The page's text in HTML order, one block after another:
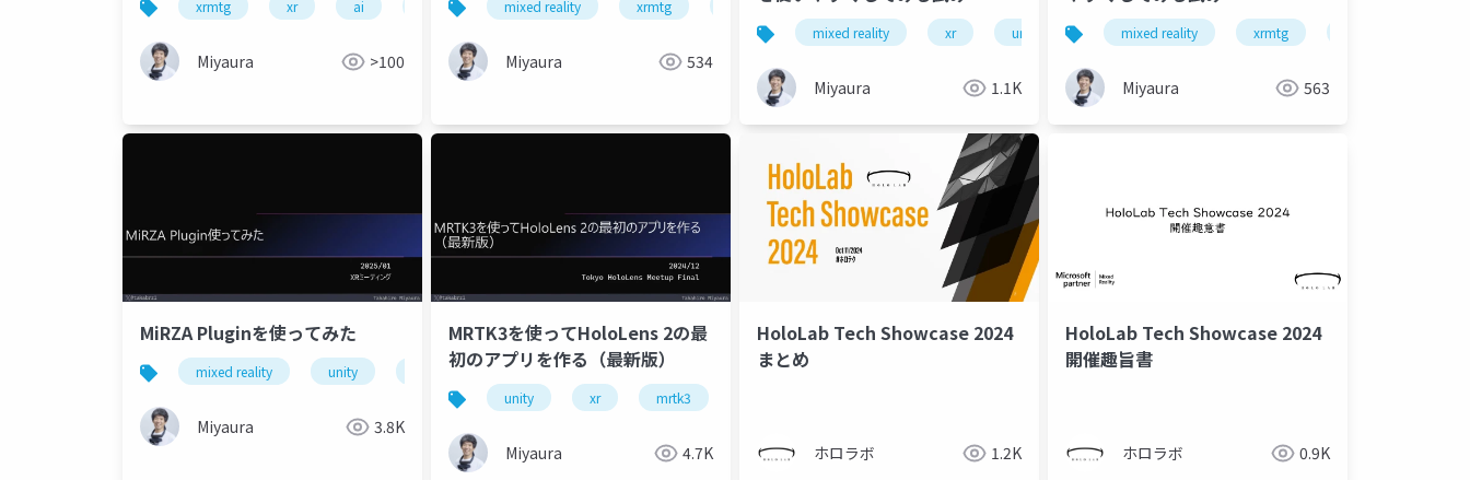
xrmtg xr ai geminiapi
Miyaura >100
mixed reality xrmtg xr androidxr
Miyaura 534
mixed reality xr unity mirza
Miyaura 1.1K
mixed reality xrmtg
Miyaura 563
MiRZA Pluginを使ってみた
mixed reality unity mrtk3 snapdragon spaces mirza
Miyaura 3.8K
MRTK3を使ってHoloLens 2の最
初のアプリを作る（最新版）
unity xr mrtk3
Miyaura 4.7K
HoloLab Tech Showcase 2024
まとめ
ホロラボ 1.2K
HoloLab Tech Showcase 2024
開催趣旨書
ホロラボ 0.9K